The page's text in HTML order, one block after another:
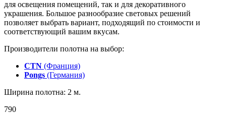
для освещения помещений, так и для декоративного
украшения. Большое разнообразие световых решений
позволяет выбрать вариант, подходящий по стоимости и
соответствующий вашим вкусам.
Производители полотна на выбор:
CTN (Франция)
Pongs (Германия)
Ширина полотна: 2 м.
790